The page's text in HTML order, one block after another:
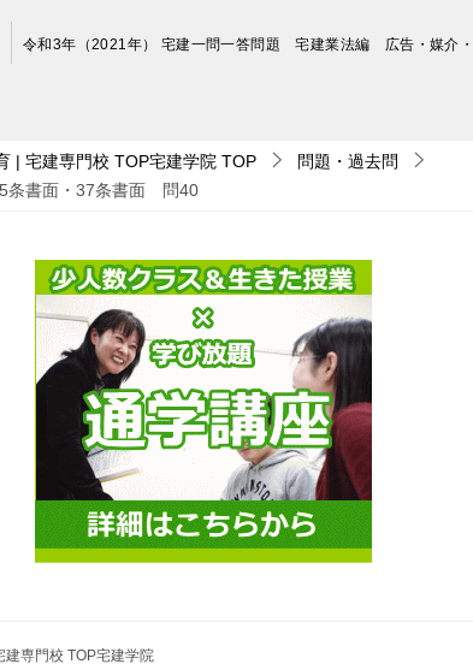
| 宅建専門校 TOP宅建学院 TOP
問題・過去問
条書面・37条書面 問40
専門校 TOP宅建学院